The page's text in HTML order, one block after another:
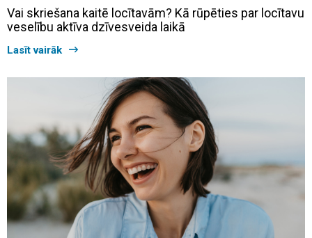
Vai skriešana kaitē locītavām? Kā rūpēties par locītavu
veselību aktīva dzīvesveida laikā
Lasīt vairāk